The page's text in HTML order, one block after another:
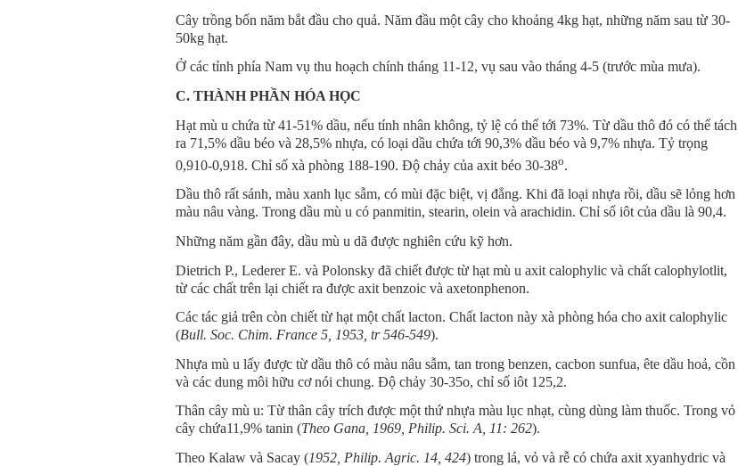
Cây trồng bốn năm bắt đầu cho quả. Năm đầu một cây cho khoảng 4kg hạt, những năm sau từ 30-
50kg hạt.
Ở các tỉnh phía Nam vụ thu hoạch chính tháng 11-12, vụ sau vào tháng 4-5 (trước mùa mưa).
C. THÀNH PHẦN HÓA HỌC
Hạt mù u chứa từ 41-51% dầu, nếu tính nhân không, tỷ lệ có thể tới 73%. Từ dầu thô đó có thể tách
ra 71,5% dầu béo và 28,5% nhựa, có loại dầu chứa tới 90,3% dầu béo và 9,7% nhựa. Tỷ trọng
0,910-0,918. Chỉ số xà phòng 188-190. Độ chảy của axit béo 30-38o.
Dầu thô rất sánh, màu xanh lục sẫm, có mùi đặc biệt, vị đắng. Khi đã loại nhựa rồi, dầu sẽ lỏng hơn
màu nâu vàng. Trong dầu mù u có panmitin, stearin, olein và arachidin. Chỉ số iôt của dầu là 90,4.
Những năm gần đây, dầu mù u dã được nghiên cứu kỹ hơn.
Dietrich P., Lederer E. và Polonsky đã chiết được từ hạt mù u axit calophylic và chất calophylotlit,
từ các chất trên lại chiết ra được axit benzoic và axetonphenon.
Các tác giả trên còn chiết từ hạt một chất lacton. Chất lacton này xà phòng hóa cho axit calophylic
(Bull. Soc. Chim. France 5, 1953, tr 546-549).
Nhựa mù u lấy được từ dầu thô có màu nâu sẫm, tan trong benzen, cacbon sunfua, ête dầu hoả, cồn
và các dung môi hữu cơ nói chung. Độ chảy 30-35o, chỉ số iôt 125,2.
Thân cây mù u: Từ thân cây trích được một thứ nhựa màu lục nhạt, cùng dùng làm thuốc. Trong vỏ
cây chứa11,9% tanin (Theo Gana, 1969, Philip. Sci. A, 11: 262).
Theo Kalaw và Sacay (1952, Philip. Agric. 14, 424) trong lá, vỏ và rễ có chứa axit xyanhydric và